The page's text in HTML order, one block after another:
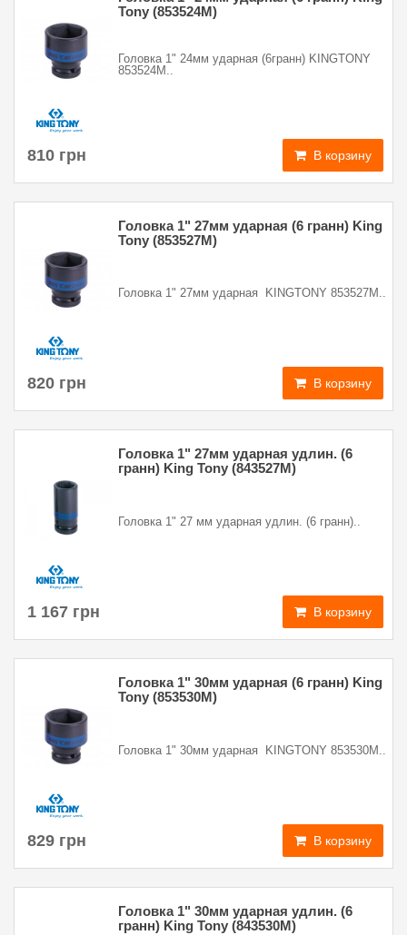
Tony (853524M)
Головка 1" 24мм ударная (6гранн) KINGTONY
853524M..
810 грн В корзину
Головка 1" 27мм ударная (6 гранн) King
Tony (853527M)
Головка 1" 27мм ударная KINGTONY 853527M..
820 грн В корзину
Головка 1" 27мм ударная удлин. (6
гранн) King Tony (843527M)
Головка 1" 27 мм ударная удлин. (6 гранн)..
1 167 грн В корзину
Головка 1" 30мм ударная (6 гранн) King
Tony (853530M)
Головка 1" 30мм ударная KINGTONY 853530M..
829 грн В корзину
Головка 1" 30мм ударная удлин. (6
гранн) King Tony (843530M)